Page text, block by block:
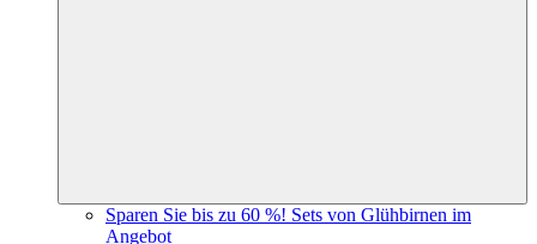
Sparen Sie bis zu 60 %! Sets von Glühbirnen im
Angebot